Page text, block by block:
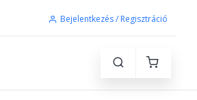
Bejelentkezés / Regisztráció